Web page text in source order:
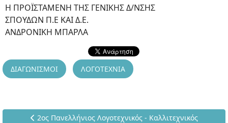
Η ΠΡΟЇΣΤΑΜΕΝΗ ΤΗΣ ΓΕΝΙΚΗΣ Δ/ΝΣΗΣ
ΣΠΟΥΔΩΝ Π.Ε ΚΑΙ Δ.Ε.
ΑΝΔΡΟΝΙΚΗ ΜΠΑΡΛΑ
ΔΙΑΓΩΝΙΣΜΟΙ ΛΟΓΟΤΕΧΝΙΑ
Προηγούμενο άρθρο: 2ος Πανελλήνιος Λογοτεχνικός -
2ος Πανελλήνιος Λογοτεχνικός - Καλλιτεχνικός